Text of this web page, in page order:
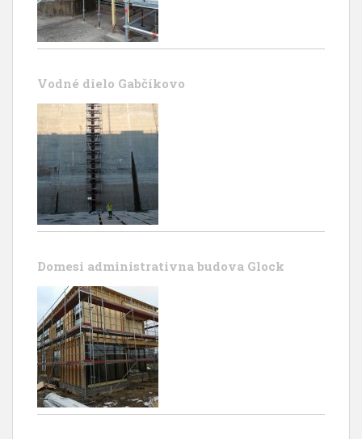
Vodné dielo Gabčíkovo
Domesi administrativna budova Glock